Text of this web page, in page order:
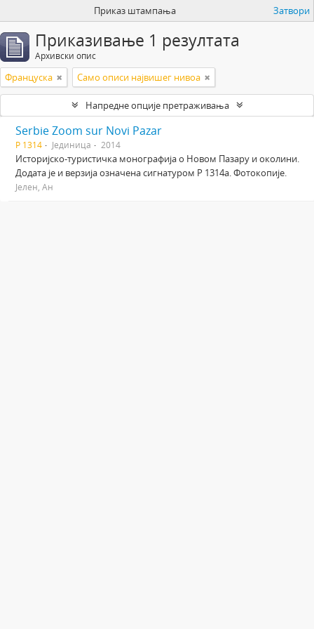
Приказ штампања Затвори
Приказивање 1 резултата
Архивски опис
Француска Само описи највишег нивоа
Напредне опције претраживања
Serbie Zoom sur Novi Pazar
Р 1314 Јединица 2014
Историјско-туристичка монографија о Новом Пазару и околини.
Додата је и верзија означена сигнатуром Р 1314а. Фотокопије.
Јелен, Ан